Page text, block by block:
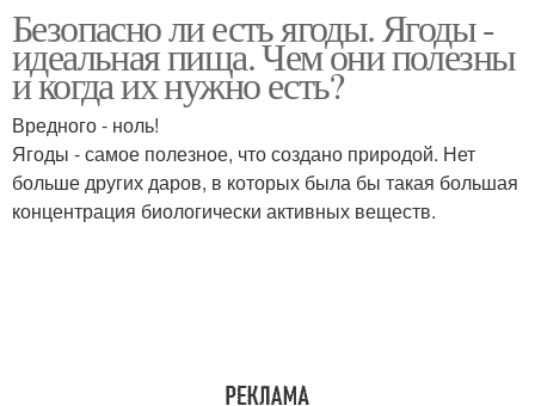
Ядовитые ягоды Ядовитые кустарники
Витамины в ягодах Сезонная ягода
Безопасно ли есть ягоды. Ягоды -
идеальная пища. Чем они полезны
и когда их нужно есть?
Вредного - ноль!
Ягоды - самое полезное, что создано природой. Нет
больше других даров, в которых была бы такая большая
концентрация биологически активных веществ.